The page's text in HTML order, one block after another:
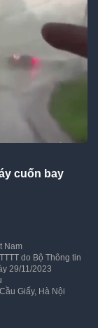
cuốn bay
Nam
do Bộ Thông tin
29/11/2023
Giấy, Hà Nội